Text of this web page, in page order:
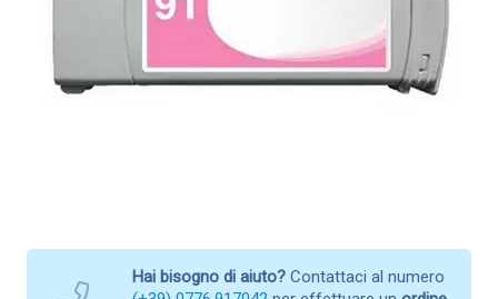
Hai bisogno di aiuto? Contattaci al numero